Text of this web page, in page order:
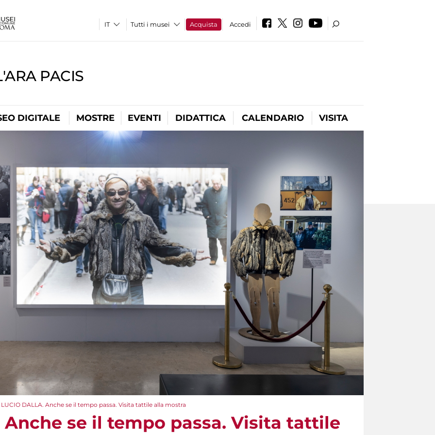
Tutti i musei Acquista Accedi
PACIS
DIGITALE MOSTRE EVENTI DIDATTICA CALENDARIO VISITA
LUCIO DALLA. Anche se il tempo passa. Visita tattile alla mostra
Anche se il tempo passa. Visita tattile